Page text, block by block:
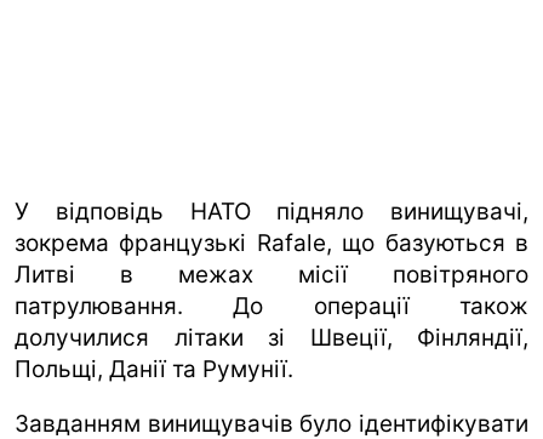
У відповідь НАТО підняло винищувачі,
зокрема французькі Rafale, що базуються в
Литві в межах місії повітряного
патрулювання. До операції також
долучилися літаки зі Швеції, Фінляндії,
Польщі, Данії та Румунії.
Завданням винищувачів було ідентифікувати